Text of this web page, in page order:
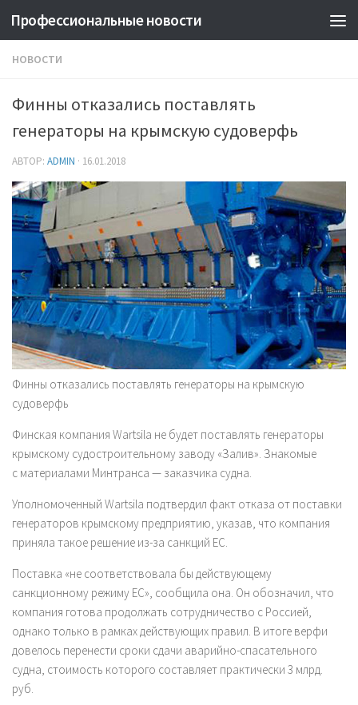
Профессиональные новости
НОВОСТИ
Финны отказались поставлять
генераторы на крымскую судоверфь
АВТОР: ADMIN · 16.01.2018
Финны отказались поставлять генераторы на крымскую
судоверфь
Финская компания Wartsila не будет поставлять генераторы
крымскому судостроительному заводу «Залив». Знакомые
с материалами Минтранса — заказчика судна.
Уполномоченный Wartsila подтвердил факт отказа от поставки
генераторов крымскому предприятию, указав, что компания
приняла такое решение из-за санкций ЕС.
Поставка «не соответствовала бы действующему
санкционному режиму ЕС», сообщила она. Он обозначил, что
компания готова продолжать сотрудничество с Россией,
однако только в рамках действующих правил. В итоге верфи
довелось перенести сроки сдачи аварийно-спасательного
судна, стоимость которого составляет практически 3 млрд.
руб.